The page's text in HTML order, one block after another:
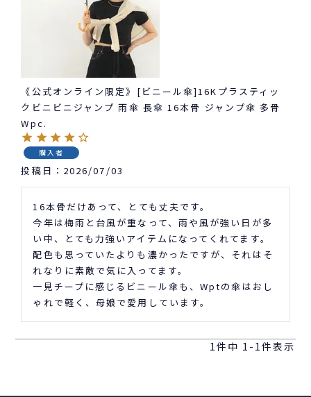
《公式オンライン限定》[ビニール傘]16Kプラスティッ
クビニビニジャンプ 雨傘 長傘 16本骨 ジャンプ傘 多骨
Wpc.
購入者
投稿日 2026/07/03
16本骨だけあって、とても丈夫です。
今年は梅雨と台風が重なって、雨や風が強い日が多
い中、とても力強いアイテムになってくれてます。
配色も思っていたよりも濃かったですが、それはそ
れなりに素敵で気に入ってます。
一見チープに感じるビニール傘も、Wptの傘はおし
ゃれで軽く、母娘で愛用しています。
1件中 1 - 1件表示